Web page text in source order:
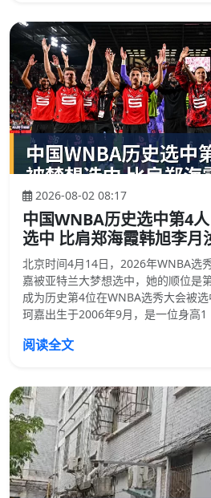
2026-08-02 08:17
中国WNBA历史选中第4
选中 比肩郑海霞韩旭李月
北京时间4月14日，2026年WNBA选
嘉被亚特兰大梦想选中，她的顺位是
成为历史第4位在WNBA选秀大会被
珂嘉出生于2006年9月，是一位身高1
阅读全文